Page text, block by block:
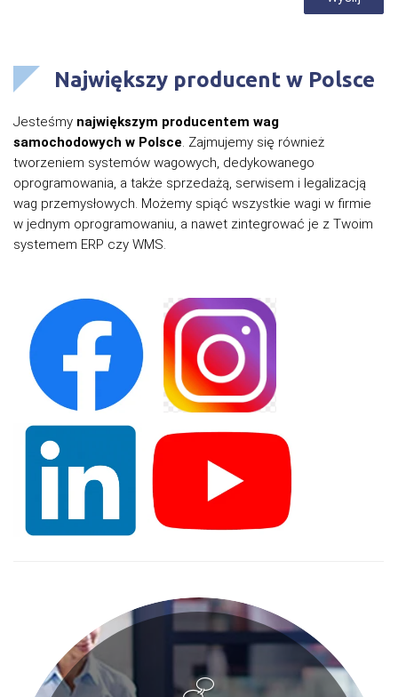
Największy producent w Polsce
Jesteśmy największym producentem wag
samochodowych w Polsce . Zajmujemy się również
tworzeniem systemów wagowych, dedykowanego
oprogramowania, a także sprzedażą, serwisem i legalizacją
wag przemysłowych. Możemy spiąć wszystkie wagi w firmie
w jednym oprogramowaniu, a nawet zintegrować je z Twoim
systemem ERP czy WMS.